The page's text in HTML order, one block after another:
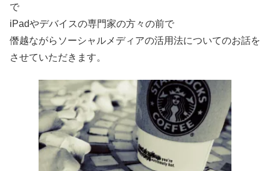
で
iPadやデバイスの専門家の方々の前で
僭越ながらソーシャルメディアの活用法についてのお話を
させていただきます。